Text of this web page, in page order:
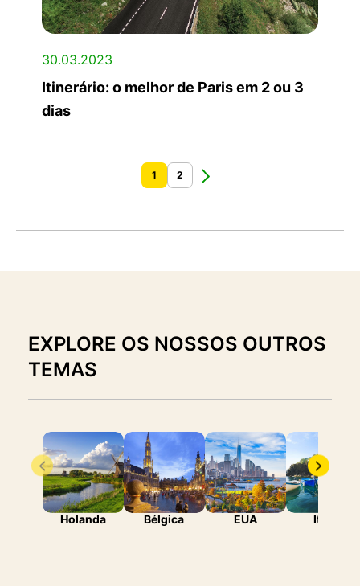
30.03.2023
Itinerário: o melhor de Paris em 2 ou 3
dias
1 2
EXPLORE OS NOSSOS OUTROS
TEMAS
Holanda Bélgica EUA Itália